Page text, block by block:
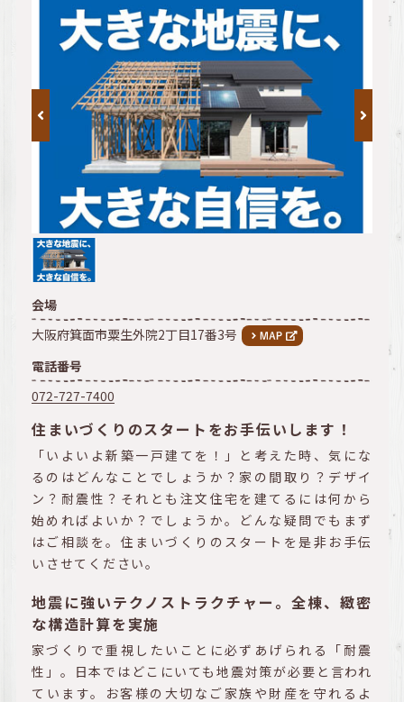
会場
大阪府箕面市粟生外院2丁目17番3号
電話番号
072-727-7400
住まいづくりのスタートをお手伝いします！
「いよいよ新築一戸建てを！」と考えた時、気にな
るのはどんなことでしょうか？家の間取り？デザイ
ン？耐震性？それとも注文住宅を建てるには何から
始めればよいか？でしょうか。どんな疑問でもまず
はご相談を。住まいづくりのスタートを是非お手伝
いさせてください。
地震に強いテクノストラクチャー。全棟、緻密
な構造計算を実施
家づくりで重視したいことに必ずあげられる「耐震
性」。日本ではどこにいても地震対策が必要と言われ
ています。お客様の大切なご家族や財産を守れるよ